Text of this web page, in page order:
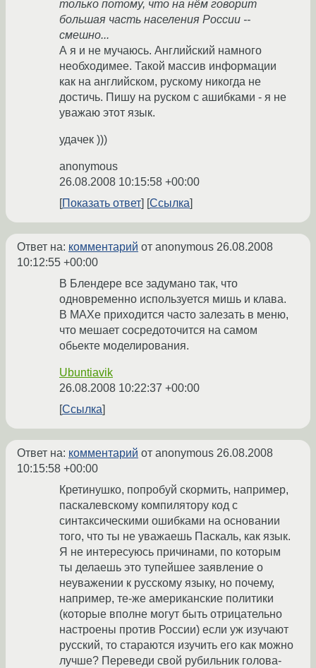
только потому, что на нём говорит
большая часть населения России --
смешно...
А я и не мучаюсь. Английский намного
необходимее. Такой массив информации
как на английском, рускому никогда не
достичь. Пишу на руском с ашибками - я не
уважаю этот язык.
удачек )))
anonymous
26.08.2008 10:15:58 +00:00
Показать ответ
Ссылка
Ответ на: комментарий от anonymous 26.08.2008
10:12:55 +00:00
В Блендере все задумано так, что
одновременно используется мишь и клава.
В МАХе приходится часто залезать в меню,
что мешает сосредоточится на самом
обьекте моделирования.
Ubuntiavik
26.08.2008 10:22:37 +00:00
Ссылка
Ответ на: комментарий от anonymous 26.08.2008
10:15:58 +00:00
Кретинушко, попробуй скормить, например,
паскалевскому компилятору код с
синтаксическими ошибками на основании
того, что ты не уважаешь Паскаль, как язык.
Я не интересуюсь причинами, по которым
ты делаешь это тупейшее заявление о
неуважении к русскому языку, но почему,
например, те-же американские политики
(которые вполне могут быть отрицательно
настроены против России) если уж изучают
русский, то стараются изучить его как можно
лучше? Переведи свой рубильник голова-